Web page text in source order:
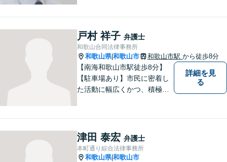
【当日／夜間／応相談】お悩
み事がございましたら、お気
軽にご相談下さい。
戸村 祥子 弁護士
和歌山合同法律事務所
和歌山県|和歌山市 和歌山市駅 から徒歩8分
【南海和歌山市駅徒歩8分】
【駐車場あり】市民に密着し
た活動に幅広くかつ、積極的
く対応可能。【地域に根ざし
た弁護士】法律トラブルでお
悩みの方は、お気軽にご相談
詳細を見
る
津田 泰宏 弁護士
本町通り綜合法律事務所
和歌山県|和歌山市